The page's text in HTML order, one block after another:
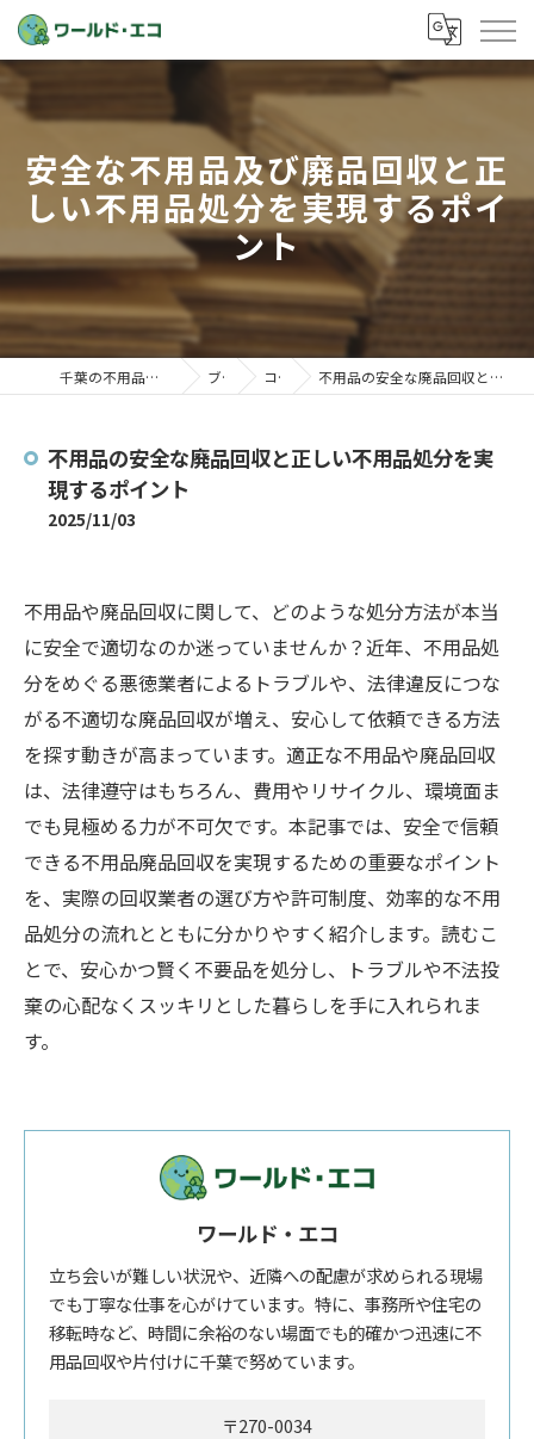
安全な不用品及び廃品回収と正
しい不用品処分を実現するポイ
ント
千葉の不用品回収ならワールド・エコ ブログ コラム 不用品の安全な廃品回収と正しい不用品処分を実現するポイント
不用品の安全な廃品回収と正しい不用品処分を実
現するポイント
2025/11/03
不用品や廃品回収に関して、どのような処分方法が本当
に安全で適切なのか迷っていませんか？近年、不用品処
分をめぐる悪徳業者によるトラブルや、法律違反につな
がる不適切な廃品回収が増え、安心して依頼できる方法
を探す動きが高まっています。適正な不用品や廃品回収
は、法律遵守はもちろん、費用やリサイクル、環境面ま
でも見極める力が不可欠です。本記事では、安全で信頼
できる不用品廃品回収を実現するための重要なポイント
を、実際の回収業者の選び方や許可制度、効率的な不用
品処分の流れとともに分かりやすく紹介します。読むこ
とで、安心かつ賢く不要品を処分し、トラブルや不法投
棄の心配なくスッキリとした暮らしを手に入れられま
す。
ワールド・エコ
立ち会いが難しい状況や、近隣への配慮が求められる現場
でも丁寧な仕事を心がけています。特に、事務所や住宅の
移転時など、時間に余裕のない場面でも的確かつ迅速に不
用品回収や片付けに千葉で努めています。
〒270-0034